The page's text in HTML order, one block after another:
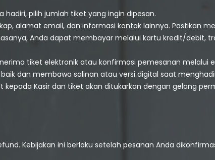
pilih jumlah tiket yang ingin dipesan.
alamat email, dan informasi kontak lainnya. Pastikan
Anda dapat membayar melalui kartu kredit/debit,
tiket elektronik atau konfirmasi pemesanan melalui
dan membawa salinan atau versi digital saat
kepada Kasir dan tiket akan ditukarkan dengan gelang
Kebijakan ini berlaku setelah pesanan Anda